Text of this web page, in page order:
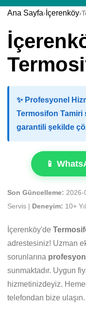
Ana Sayfa› İçerenköy›
✨ Profesyonel
Termosifon Tamiri
garantili şekilde
📱
Son Güncelleme: 2026-
Servis |
Deneyim: 10+ Yıl
İçerenköy'de
adrestesiniz! Uzman
sorunlarına
sunmaktadır. Uygun
hizmetinizdeyiz.
telefondan bize ulaşın.